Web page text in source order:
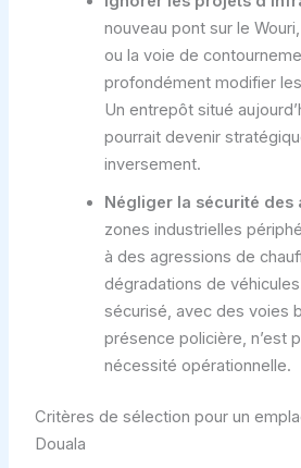
nouveau pont sur le
ou la voie de
profondément modifier
Un entrepôt situé
pourrait devenir
inversement.
Négliger la sécurité des
zones industrielles
à des agressions de
dégradations de
sécurisé, avec des voies
présence policière, n’est
nécessité opérationnelle.
Critères de sélection pour un
Douala